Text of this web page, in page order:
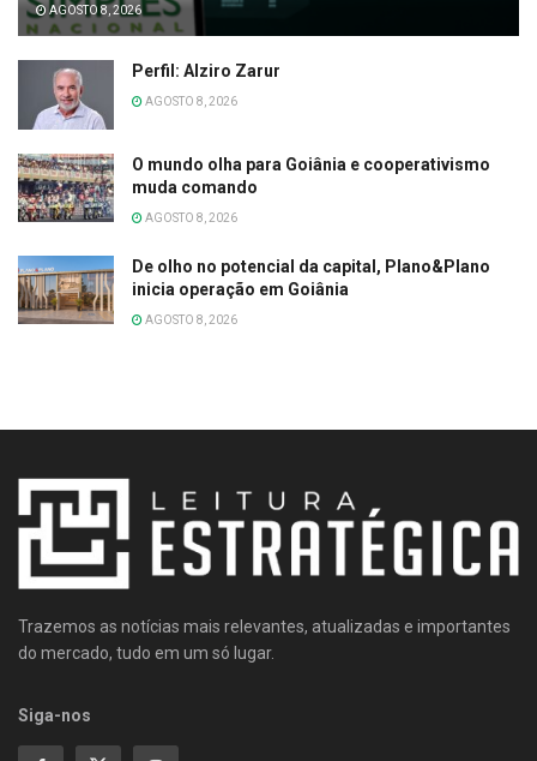
AGOSTO 8, 2026
Perfil: Alziro Zarur
AGOSTO 8, 2026
O mundo olha para Goiânia e cooperativismo
muda comando
AGOSTO 8, 2026
De olho no potencial da capital, Plano&Plano
inicia operação em Goiânia
AGOSTO 8, 2026
Trazemos as notícias mais relevantes, atualizadas e importantes
do mercado, tudo em um só lugar.
Siga-nos